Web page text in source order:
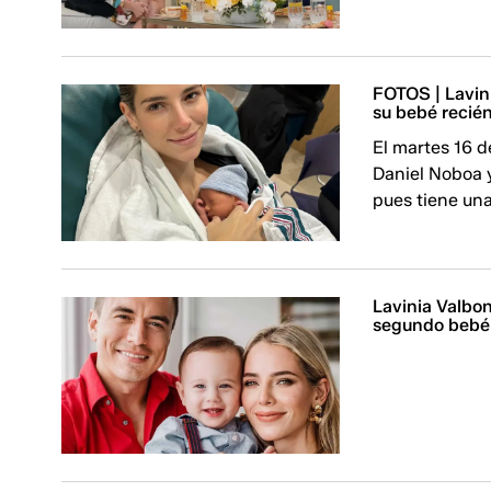
FOTOS |
su bebé
El martes 16
Daniel Noboa
pues tiene
Lavinia
segundo bebé